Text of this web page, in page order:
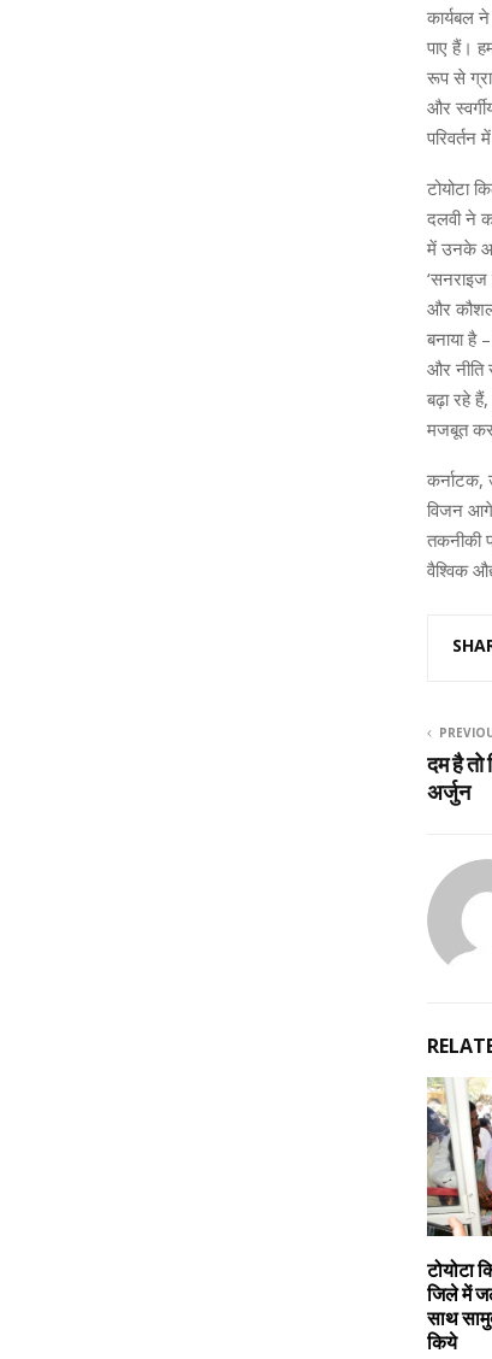
कार्यबल
पाए हैं।
रूप से
और
टोयोटा
दलवी ने
में उनके
‘सनराइज
और कौशल
बनाया है
और नीति
बढ़ा रहे
मजबूत
कर्नाटक,
विजन आगे
तकनीकी
वैश्विक
दम है
अर्जुन
टोयोटा
जिले में
साथ
किये